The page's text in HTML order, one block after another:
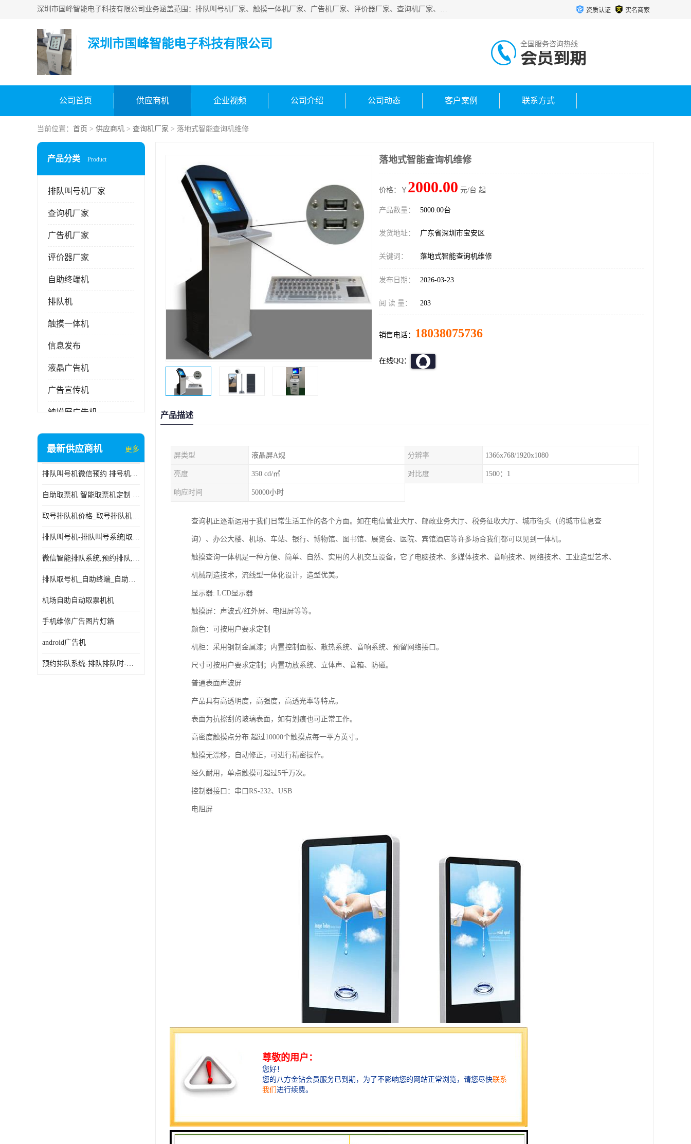
深圳市国峰智能电子科技有限公司业务涵盖范围：排队叫号机厂家、触摸一体机厂家、广告机厂家、评价器厂家、查询机厂家、自助终端机厂家；公司是一家集研发、生产、销售为一体的国民企业，设备制造商和解决方案提供商，广泛应用于银行、医院、、电力、电信、、交通、民航、保险等行业，为不同行业量身定制软硬件为一体的解决方案。 资质认证 实名商家
深圳市国峰智能电子科技有限公司 全国服务咨询热线:
会员到期
公司首页 供应商机 企业视频 公司介绍 公司动态 客户案例 联系方式
当前位置： 首页 > 供应商机 > 查询机厂家 > 落地式智能查询机维修
产品分类 Product
排队叫号机厂家
查询机厂家
广告机厂家
评价器厂家
自助终端机
排队机
触摸一体机
信息发布
液晶广告机
广告宣传机
触摸屏广告机
液晶显示器
电子白板
自助服务终端
最新供应商机 更多
排队叫号机微信预约 排号机诊所 行政大厅营业厅取号机
自助取票机 智能取票机定制 款式多样
取号排队机价格_取号排队机报价_取号排队机多少钱
排队叫号机-排队叫号系统|取号机-液晶拼接屏-自助终端机
微信智能排队系统,预约排队,扫码排队,微信叫号
排队取号机_自助终端_自助签到一体机 支持定做
机场自助自动取票机机
手机维修广告图片灯箱
android广告机
预约排队系统-排队排队时-排动排号系统和排队的使用方法
落地式智能查询机维修
价格：￥ 2000.00 元/台 起
产品数量： 5000.00台
发货地址： 广东省深圳市宝安区
关键词： 落地式智能查询机维修
发布日期： 2026-03-23
阅 读 量： 203
销售电话： 18038075736
在线QQ：
产品描述
屏类型 液晶屏A规 分辨率 1366x768/1920x1080
亮度 350 cd/㎡ 对比度 1500：1
响应时间 50000小时
查询机正逐渐运用于我们日常生活工作的各个方面。如在电信营业大厅、邮政业务大厅、税务征收大厅、城市街头（的城市信息查
询）、办公大楼、机场、车站、银行、博物馆、图书馆、展览会、医院、宾馆酒店等许多场合我们都可以见到一体机。
触摸查询一体机是一种方便、简单、自然、实用的人机交互设备，它了电脑技术、多媒体技术、音响技术、网络技术、工业造型艺术、
机械制造技术，流线型一体化设计，造型优美。
显示器: LCD显示器
触摸屏：声波式/红外屏、电阻屏等等。
颜色：可按用户要求定制
机柜：采用钢制金属漆；内置控制面板、散热系统、音响系统、预留网络接口。
尺寸可按用户要求定制；内置功放系统、立体声、音箱、防磁。
普通表面声波屏
产品具有高透明度，高强度，高透光率等特点。
表面为抗擦刮的玻璃表面，如有划痕也可正常工作。
高密度触摸点分布:超过10000个触摸点每一平方英寸。
触摸无漂移，自动修正，可进行精密操作。
经久耐用，单点触摸可超过5千万次。
控制器接口：串口RS-232、USB
电阻屏